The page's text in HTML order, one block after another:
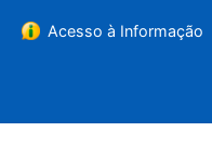
Acesso à Informação